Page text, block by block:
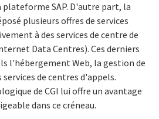
plateforme SAP. D'autre part, la
plusieurs offres de services
à des services de centre de
Data Centres). Ces derniers
l'hébergement Web, la gestion de
services de centres d'appels.
de CGI lui offre un avantage
dans ce créneau.